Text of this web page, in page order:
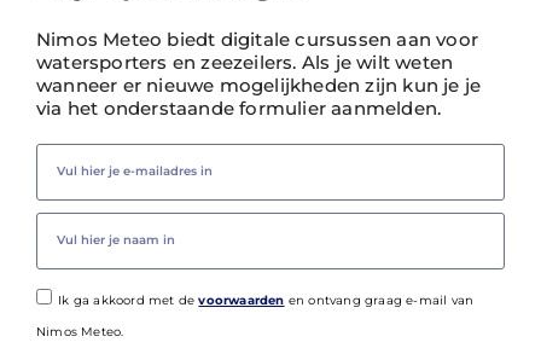
Nimos Meteo biedt digitale cursussen aan voor
watersporters en zeezeilers. Als je wilt weten
wanneer er nieuwe mogelijkheden zijn kun je je
via het onderstaande formulier aanmelden.
Ik ga akkoord met devoorwaarden en ontvang graag e-mail van
Nimos Meteo.